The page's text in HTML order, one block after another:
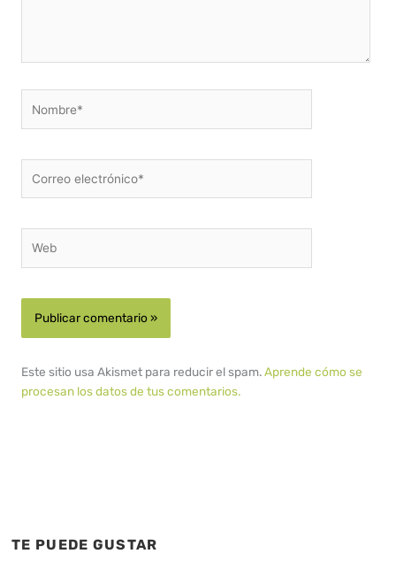
electrónico*
Este sitio usa Akismet para reducir el spam.Aprende cómo se
procesan los datos de tus comentarios.
TE PUEDE GUSTAR